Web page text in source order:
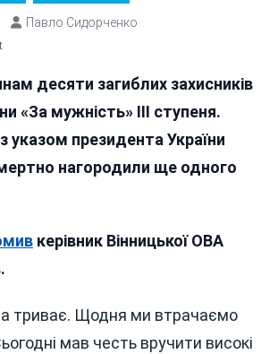
Павло Сидорченко
On
ВОЇНІВ-
ГЕРОЇВ
ВІННИЧЧИНИ
ПОСМЕРТНО
десяти загиблих захисників
«За мужність» III ступеня.
указом президента України
нагородили ще одного
керівник Вінницької ОВА
триває. Щодня ми втрачаємо
мав честь вручити високі